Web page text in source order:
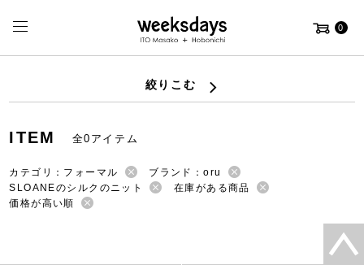
0
絞りこむ
ITEM 全0アイテム
カテゴリ：フォーマル
ブランド：oru
SLOANEのシルクのニット
在庫がある商品
価格が高い順